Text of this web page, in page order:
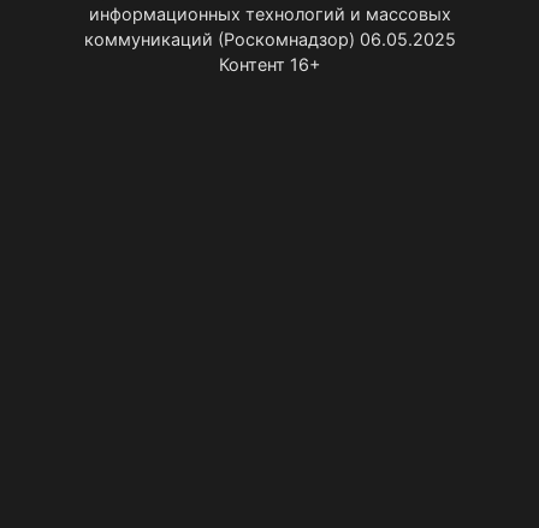
информационных технологий и массовых
коммуникаций (Роскомнадзор) 06.05.2025
Контент 16+